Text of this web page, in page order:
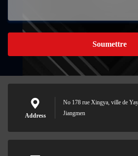
Soumettre
Address
No 178 rue Xingya, ville de
Jiangmen